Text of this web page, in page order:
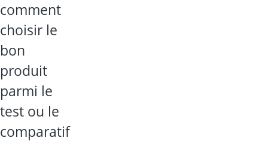
comment
choisir le
bon
produit
parmi le
test ou le
comparatif